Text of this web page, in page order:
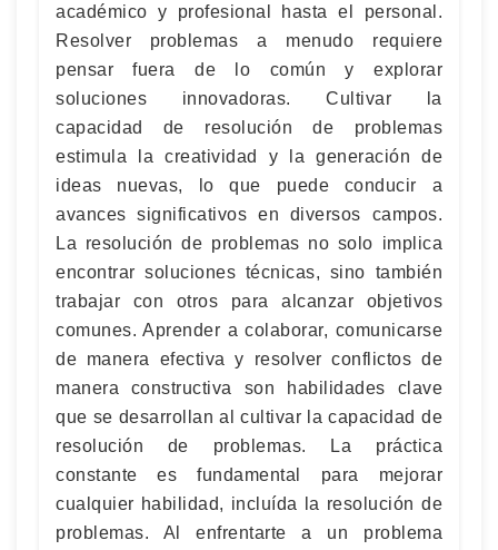
académico y profesional hasta el personal.
Resolver problemas a menudo requiere
pensar fuera de lo común y explorar
soluciones innovadoras. Cultivar la
capacidad de resolución de problemas
estimula la creatividad y la generación de
ideas nuevas, lo que puede conducir a
avances significativos en diversos campos.
La resolución de problemas no solo implica
encontrar soluciones técnicas, sino también
trabajar con otros para alcanzar objetivos
comunes. Aprender a colaborar, comunicarse
de manera efectiva y resolver conflictos de
manera constructiva son habilidades clave
que se desarrollan al cultivar la capacidad de
resolución de problemas. La práctica
constante es fundamental para mejorar
cualquier habilidad, incluída la resolución de
problemas. Al enfrentarte a un problema